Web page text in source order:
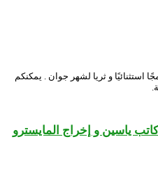
استثنائيًا و ثريا لشهر جوان . يمكنكم
ياسين و إخراج المايسترو